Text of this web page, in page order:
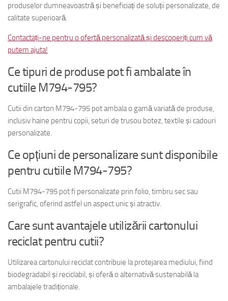
produselor dumneavoastră și beneficiați de soluții personalizate, de
calitate superioară.
Contactați-ne pentru o ofertă personalizată și descoperiți cum vă
putem ajuta!
Ce tipuri de produse pot fi ambalate în
cutiile M794-795?
Cutii din carton M794-795 pot ambala o gamă variată de produse,
inclusiv haine pentru copii, seturi de trusou botez, textile și cadouri
personalizate.
Ce opțiuni de personalizare sunt disponibile
pentru cutiile M794-795?
Cutii M794-795 pot fi personalizate prin folio, timbru sec sau
serigrafic, oferind astfel un aspect unic și atractiv.
Care sunt avantajele utilizării cartonului
reciclat pentru cutii?
Utilizarea cartonului reciclat contribuie la protejarea mediului, fiind
biodegradabil și reciclabil, și oferă o alternativă sustenabilă la
ambalajele tradiționale.